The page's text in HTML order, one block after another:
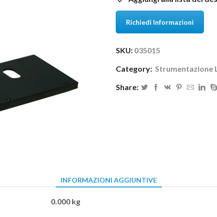
Richiedi Informazioni
SKU: 035015
Category: Strumentazione
Share:
INFORMAZIONI AGGIUNTIVE
0.000 kg